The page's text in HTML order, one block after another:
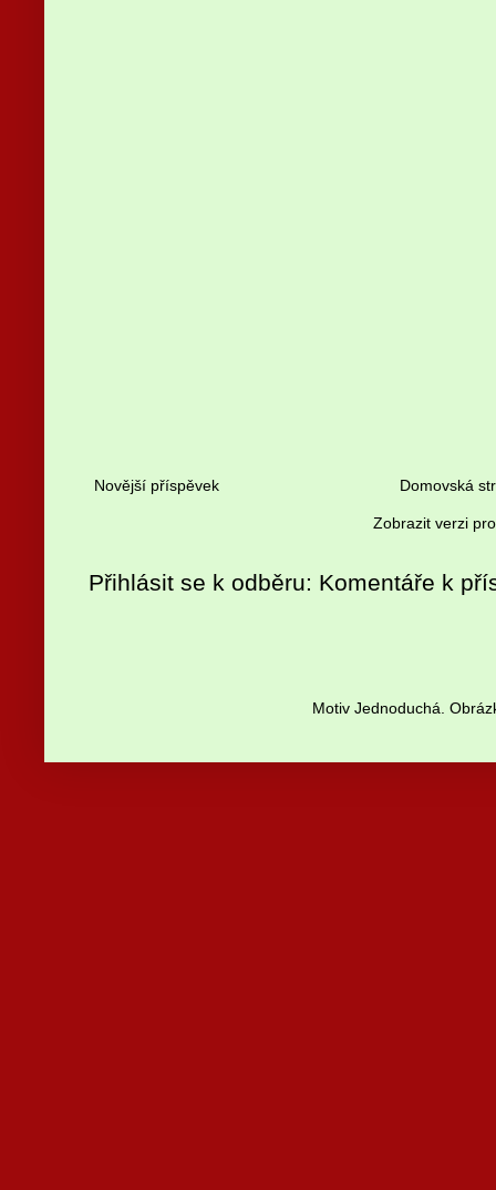
Novější příspěvek Domovská
Zobrazit verzi
Přihlásit se k odběru: Komentáře k
Motiv Jednoduchá.